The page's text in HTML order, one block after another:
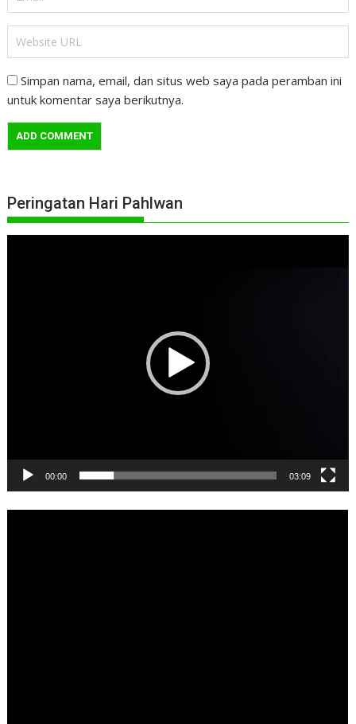
Simpan nama, email, dan situs web saya pada peramban ini
untuk komentar saya berikutnya.
Peringatan Hari Pahlwan
00:00 03:09